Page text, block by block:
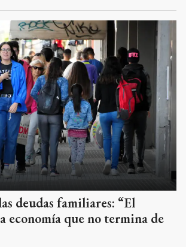
deudas familiares: “El
economía que no termina de